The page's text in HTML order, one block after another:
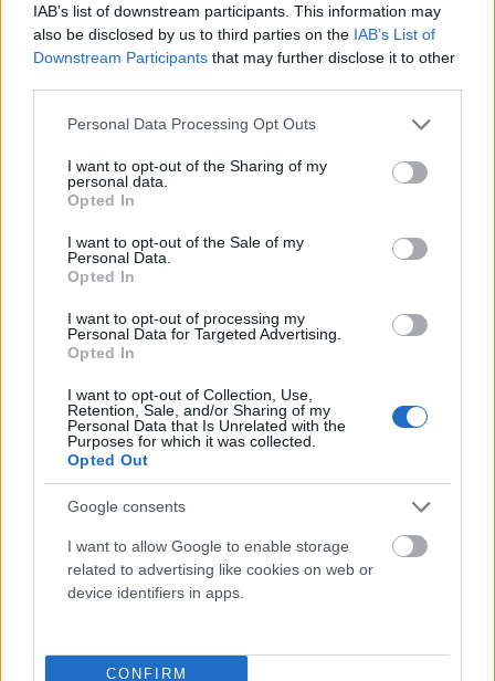
IAB’s list of downstream participants. This information may
also be disclosed by us to third parties on the IAB’s List of
Downstream Participants that may further disclose it to other
Please note that this website/app uses one or more Google
not limited to your visit or usage behaviour. You may click to
grant or deny consent to Google and its third-party tags to
use your data for below specified purposes in below Google
consent section.
Personal Data Processing Opt Outs
I want to opt-out of the Sharing of my
personal data.
Opted In
I want to opt-out of the Sale of my
Personal Data.
Opted In
I want to opt-out of processing my
Personal Data for Targeted Advertising.
Opted In
I want to opt-out of Collection, Use,
Retention, Sale, and/or Sharing of my
Personal Data that Is Unrelated with the
Purposes for which it was collected.
Opted Out
Google consents
I want to allow Google to enable storage
related to advertising like cookies on web or
device identifiers in apps.
CONFIRM
Amikor már nyakig ültek a slamasztikában, Isten (barátok,
ügyvéd, tágabb család)számon kérte őket, mit tettek és miért. Ádám
persze rögtön tagadott, hibáztatott és hárított: “nem én voltam, hanem
az asszony.” Atagadás és a hárításaz, amely eredendően a sajátunk.
Tagadnak és hárítanak a gyerekek az oviban (“nem én törtem össze,
hanem Pistike), a kamaszok (nem én kezdtem a verekedést, hanem ők), a
munkavállalók (lehet, hogy én sem adtam nyugtát, na de a szomszéd
árus sem!).
(megosztották a vagyonukat, a láthatáson vitáztak,
féltékenységi jeleneteket rendeztek, elfordultak tőlük a
jóbarátok).
Nem, a történet tanulsága nem az, hogy a hűtlenség belénk
van kódolva, kár ellene küzdeni.
Nem a mások iránt érzett szexuális vágy,
vagy a megcsalás, hanem az egyre
növekvő hiányérzet, a többre-jobbra
vágyás van “belénk kódolva”. És nem a
megcsalás, hanem a tagadás, a másik
“genetikánkban”. Ha ezek nem lettek